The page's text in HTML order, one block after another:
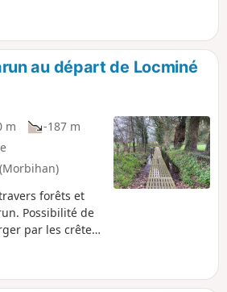
au départ de Locminé
m
-187 m
forêts et
Possibilité de
par les crêtes.